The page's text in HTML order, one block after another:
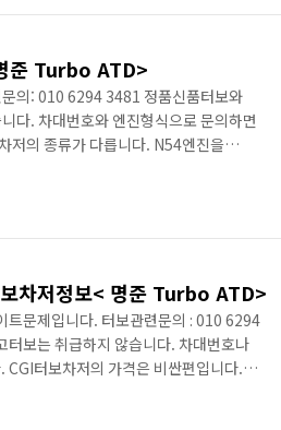
준 Turbo ATD>
의: 010 6294 3481 정품신품터보와
다. 차대번호와 엔진형식으로 문의하면
저의 종류가 다릅니다. N54엔진을
상과 저매연 그리고 낮은 회전수에서
시 두가지로 나눌수 있습니다. 엔진에 따른
차저정보< 명준 Turbo ATD>
트문제입니다. 터보관련문의 : 010 6294
보는 취급하지 않습니다. 차대번호나
CGI터보차저의 가격은 비싼편입니다.
착이 되고 ECU세팅에 따라 각기 다른